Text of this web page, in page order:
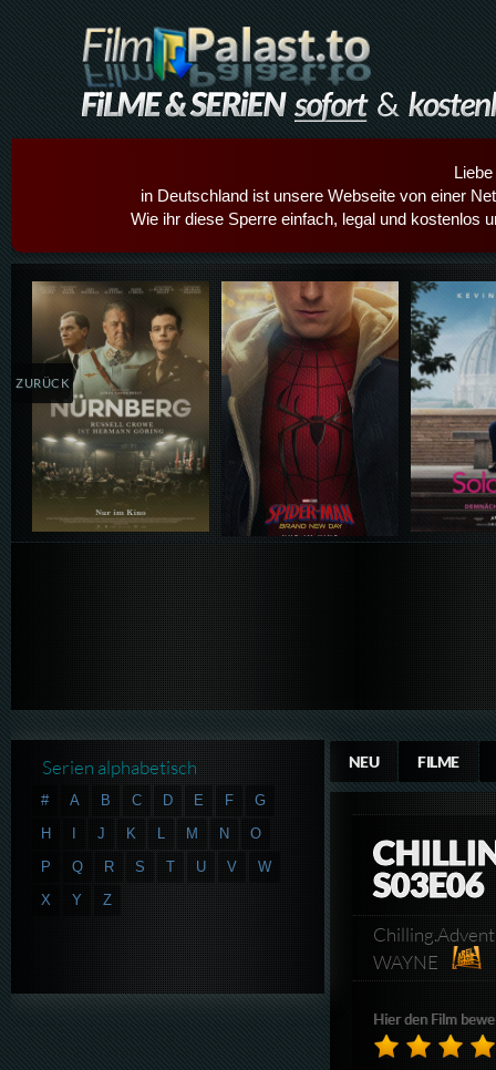
in Deutschland ist unsere Webseite von einer
Wie ihr diese Sperre einfach, legal und kostenlos
Details,Play Details,Play
ZURÜCK
NEU FILME
S03E06
WAYNE
Hier den Film
Serien alphabetisch
# A B C D E F
G
H
I J K L M N
O
P
Q R S T U V
W
X
Y Z